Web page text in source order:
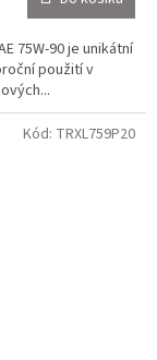
75W-90 je unikátní
použití v
Kód: TRXL759P20